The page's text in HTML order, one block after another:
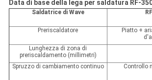
Data di base della lega per saldatura RF-
Saldatrice di Wave
Preriscaldatore
Piatto +
Lunghezza di zona di
preriscaldamento (millimetri)
Spruzzo di cambiamento continuo Controllo